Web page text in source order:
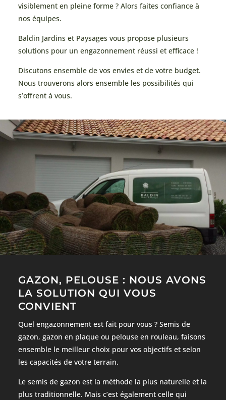
visiblement en pleine forme ? Alors faites confiance à
nos équipes.
Baldin Jardins et Paysages vous propose plusieurs
solutions pour un engazonnement réussi et efficace !
Discutons ensemble de vos envies et de votre budget.
Nous trouverons alors ensemble les possibilités qui
s’offrent à vous.
GAZON, PELOUSE : NOUS AVONS
LA SOLUTION QUI VOUS
CONVIENT
Quel engazonnement est fait pour vous ? Semis de
gazon, gazon en plaque ou pelouse en rouleau, faisons
ensemble le meilleur choix pour vos objectifs et selon
les capacités de votre terrain.
Le semis de gazon est la méthode la plus naturelle et la
plus traditionnelle. Mais c’est également celle qui